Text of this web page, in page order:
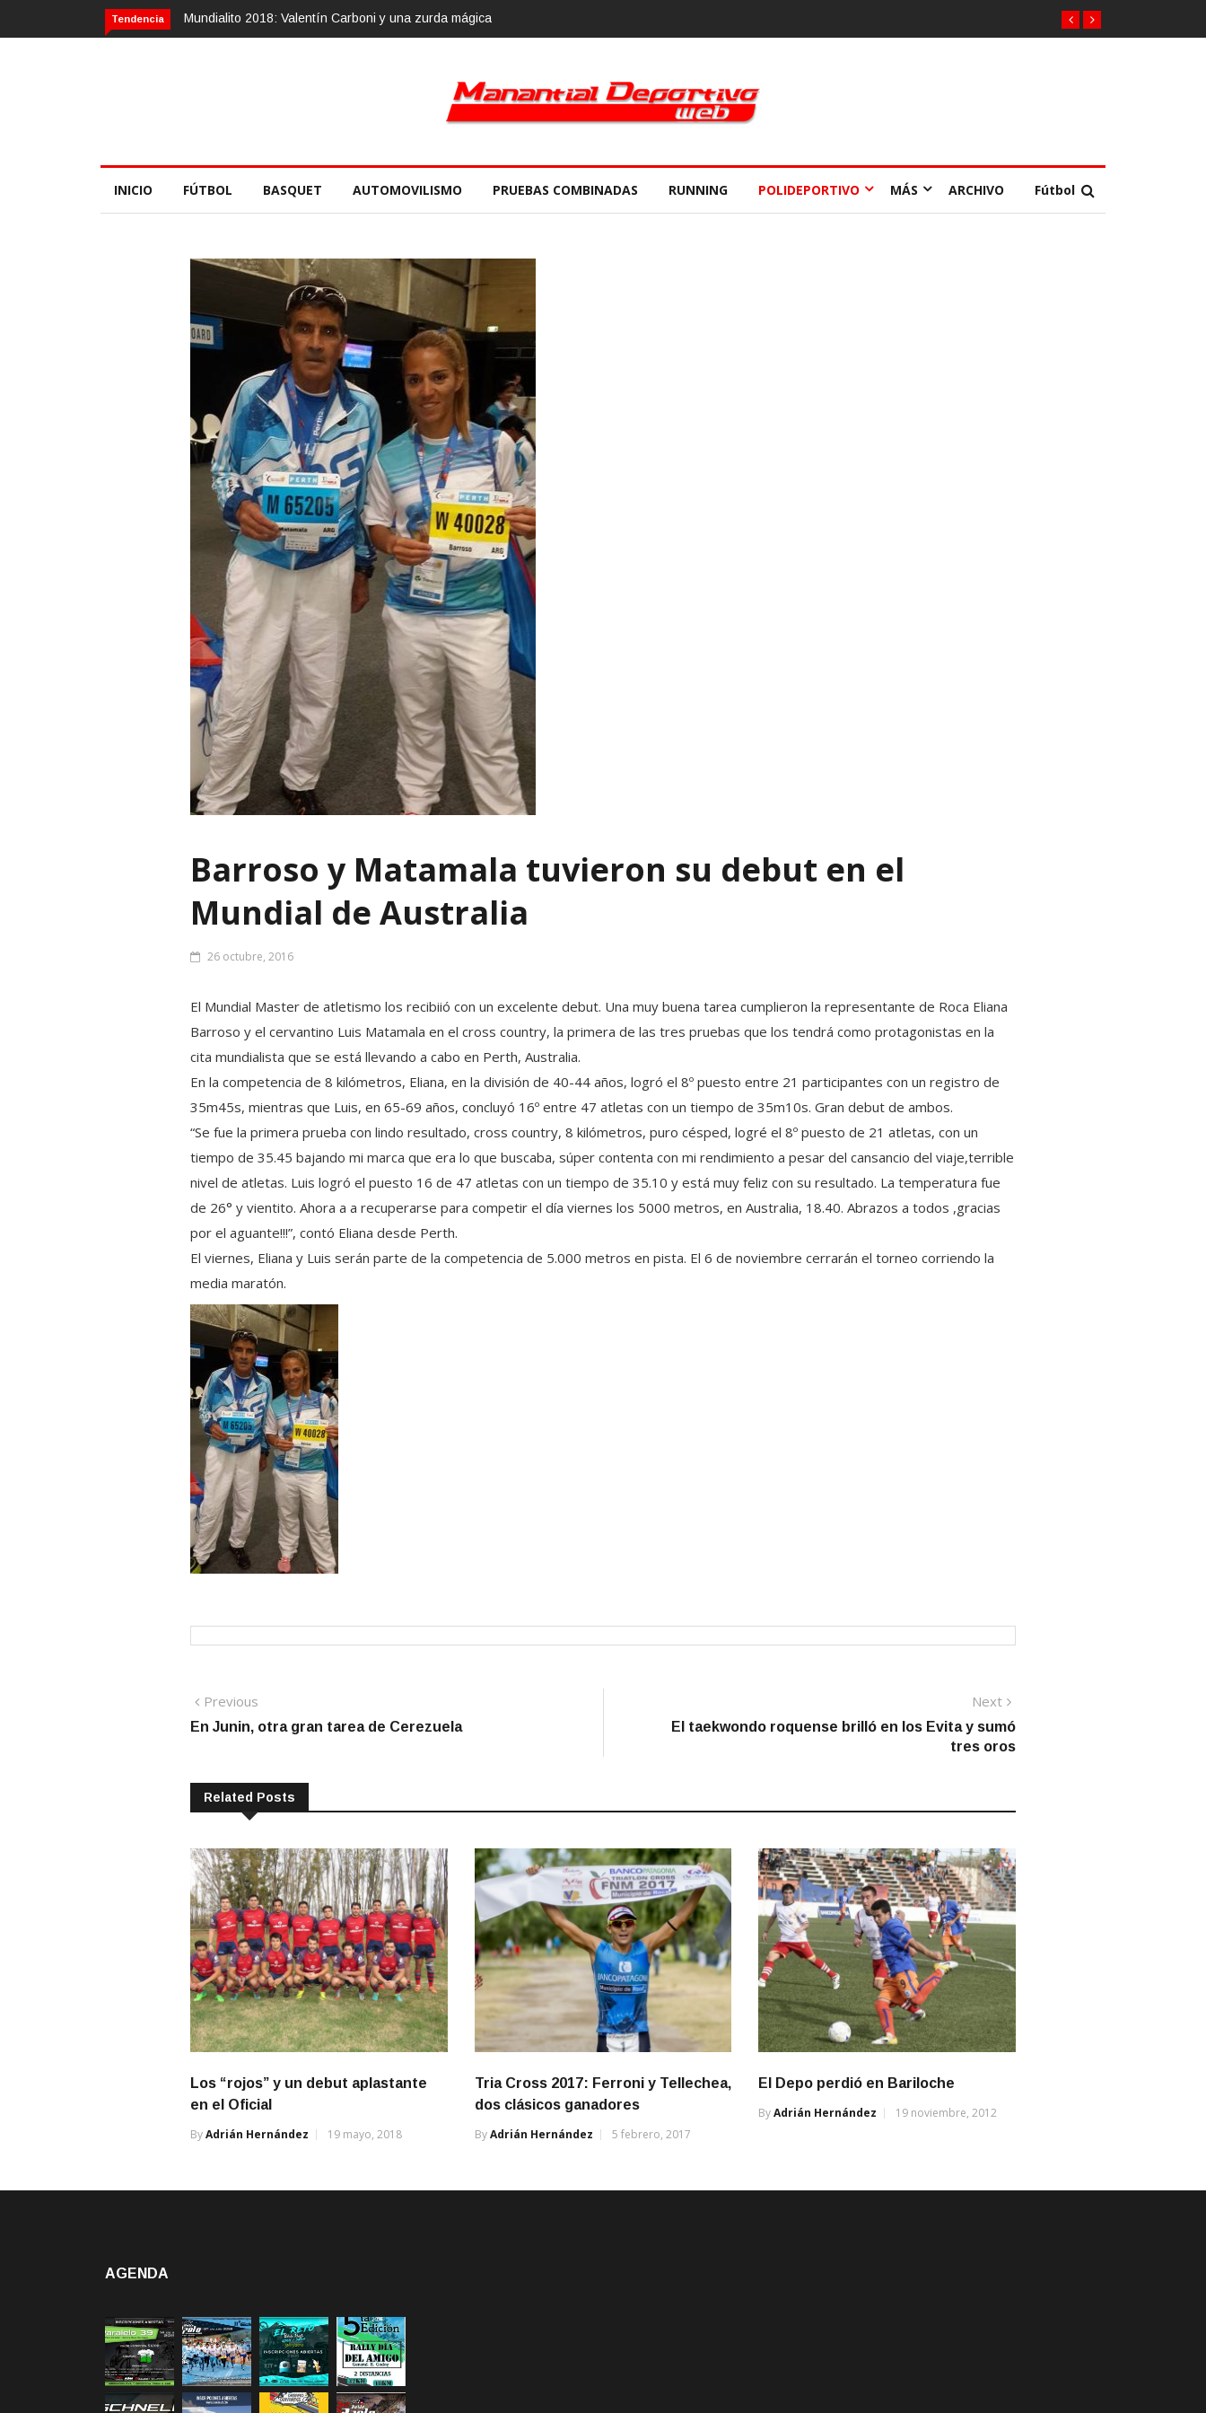
Tendencia
Mundialito 2018: Valentín Carboni y una zurda mágicaCalvario Race 2018, 10 de noviembre
INICIO FÚTBOL BASQUET AUTOMOVILISMO PRUEBAS COMBINADAS RUNNING POLIDEPORTIVO MÁS ARCHIVO Fútbol
Barroso y Matamala tuvieron su debut en el
Mundial de Australia
26 octubre, 2016
El Mundial Master de atletismo los recibiió con un excelente debut. Una muy buena tarea cumplieron la representante de Roca Eliana
Barroso y el cervantino Luis Matamala en el cross country, la primera de las tres pruebas que los tendrá como protagonistas en la
cita mundialista que se está llevando a cabo en Perth, Australia.
En la competencia de 8 kilómetros, Eliana, en la división de 40-44 años, logró el 8º puesto entre 21 participantes con un registro de
35m45s, mientras que Luis, en 65-69 años, concluyó 16º entre 47 atletas con un tiempo de 35m10s. Gran debut de ambos.
“Se fue la primera prueba con lindo resultado, cross country, 8 kilómetros, puro césped, logré el 8º puesto de 21 atletas, con un
tiempo de 35.45 bajando mi marca que era lo que buscaba, súper contenta con mi rendimiento a pesar del cansancio del viaje,terrible
nivel de atletas. Luis logró el puesto 16 de 47 atletas con un tiempo de 35.10 y está muy feliz con su resultado. La temperatura fue
de 26° y vientito. Ahora a a recuperarse para competir el día viernes los 5000 metros, en Australia, 18.40. Abrazos a todos ,gracias
por el aguante!!!”, contó Eliana desde Perth.
El viernes, Eliana y Luis serán parte de la competencia de 5.000 metros en pista. El 6 de noviembre cerrarán el torneo corriendo la
media maratón.
Navegación
de
Previous
post:
En Junin, otra gran tarea de Cerezuela
Next
post:
El taekwondo roquense brilló en los Evita y sumó
tres oros
Related Posts
Los “rojos” y un debut aplastante
en el Oficial
ByAdrián Hernández 19 mayo, 2018
Tria Cross 2017: Ferroni y Tellechea,
dos clásicos ganadores
ByAdrián Hernández 5 febrero, 2017
El Depo perdió en Bariloche
ByAdrián Hernández 19 noviembre, 2012
AGENDA